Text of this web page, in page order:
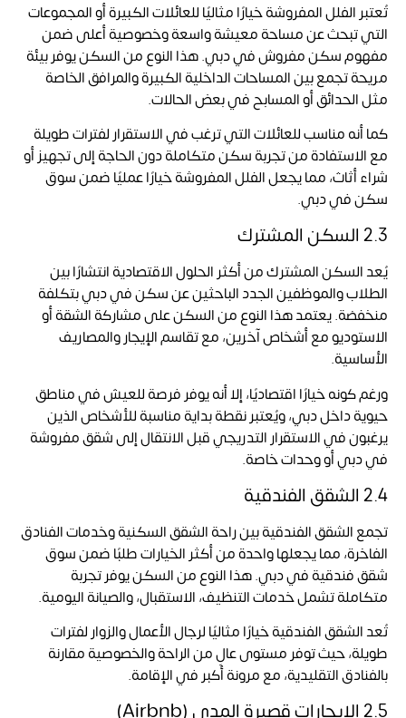
تُعتبر الفلل المفروشة خيارًا مثاليًا للعائلات الكبيرة أو المجموعات
التي تبحث عن مساحة معيشة واسعة وخصوصية أعلى ضمن
مفهوم سكن مفروش في دبي. هذا النوع من السكن يوفر بيئة
مريحة تجمع بين المساحات الداخلية الكبيرة والمرافق الخاصة
مثل الحدائق أو المسابح في بعض الحالات.
كما أنه مناسب للعائلات التي ترغب في الاستقرار لفترات طويلة
مع الاستفادة من تجربة سكن متكاملة دون الحاجة إلى تجهيز أو
شراء أثاث، مما يجعل الفلل المفروشة خيارًا عمليًا ضمن سوق
سكن في دبي.
2.3 السكن المشترك
يُعد السكن المشترك من أكثر الحلول الاقتصادية انتشارًا بين
الطلاب والموظفين الجدد الباحثين عن سكن في دبي بتكلفة
منخفضة. يعتمد هذا النوع من السكن على مشاركة الشقة أو
الاستوديو مع أشخاص آخرين، مع تقاسم الإيجار والمصاريف
الأساسية.
ورغم كونه خيارًا اقتصاديًا، إلا أنه يوفر فرصة للعيش في مناطق
حيوية داخل دبي، ويُعتبر نقطة بداية مناسبة للأشخاص الذين
يرغبون في الاستقرار التدريجي قبل الانتقال إلى شقق مفروشة
في دبي أو وحدات خاصة.
2.4 الشقق الفندقية
تجمع الشقق الفندقية بين راحة الشقق السكنية وخدمات الفنادق
الفاخرة، مما يجعلها واحدة من أكثر الخيارات طلبًا ضمن سوق
شقق فندقية في دبي. هذا النوع من السكن يوفر تجربة
متكاملة تشمل خدمات التنظيف، الاستقبال، والصيانة اليومية.
تُعد الشقق الفندقية خيارًا مثاليًا لرجال الأعمال والزوار لفترات
طويلة، حيث توفر مستوى عالٍ من الراحة والخصوصية مقارنة
بالفنادق التقليدية، مع مرونة أكبر في الإقامة.
2.5 الإيجارات قصيرة المدى (Airbnb)